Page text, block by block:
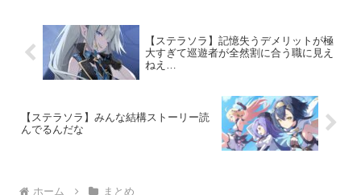
【ステラソラ】記憶失うデメリットが極
大すぎて巡遊者が全然割に合う職に見え
ねえ…
【ステラソラ】みんな結構ストーリー読
んでるんだな
ホーム まとめ